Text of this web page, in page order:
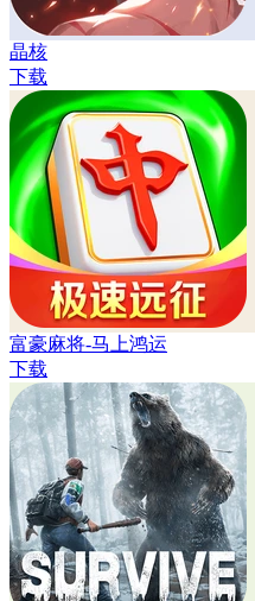
晶核
下载
富豪麻将-马上鸿运
下载